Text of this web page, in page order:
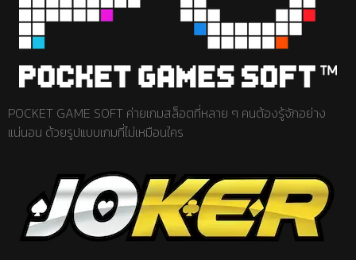
POCKET GAME SOFT ค่ายเกมสล็อตที่หลาย ๆ คนต้องรู้จักอย่าง
แน่นอน ด้วยรูปแบบเกมที่ไม่เหมือนใคร